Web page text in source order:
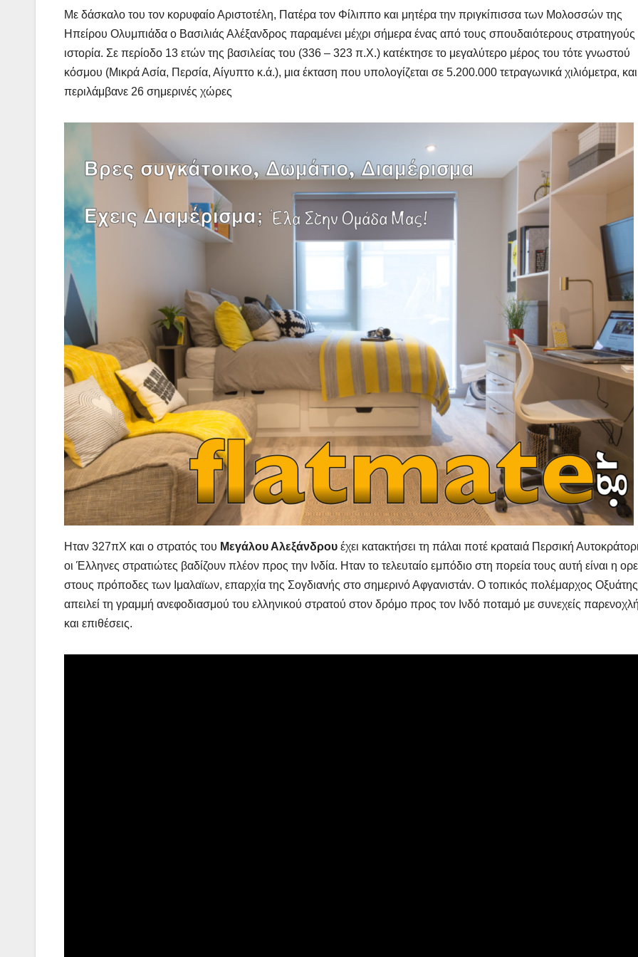
Με δάσκαλο του τον κορυφαίο Αριστοτέλη, Πατέρα τον Φίλιππο και μητέρα την πριγκίπισσα των Μολοσσών της
Ηπείρου Ολυμπιάδα ο Βασιλιάς Αλέξανδρος παραμένει μέχρι σήμερα ένας από τους σπουδαιότερους στρατηγούς
ιστορία. Σε περίοδο 13 ετών της βασιλείας του (336 – 323 π.Χ.) κατέκτησε το μεγαλύτερο μέρος του τότε γνωστού
κόσμου (Μικρά Ασία, Περσία, Αίγυπτο κ.ά.), μια έκταση που υπολογίζεται σε 5.200.000 τετραγωνικά χιλιόμετρα, και
περιλάμβανε 26 σημερινές χώρες
Ηταν 327πΧ και ο στρατός του Μεγάλου Αλεξάνδρου έχει κατακτήσει τη πάλαι ποτέ κραταιά Περσική
οι Έλληνες στρατιώτες βαδίζουν πλέον προς την Ινδία. Ηταν το τελευταίο εμπόδιο στη πορεία τους αυτή είναι η
στους πρόποδες των Ιμαλαϊων, επαρχία της Σογδιανής στο σημερινό Αφγανιστάν. Ο τοπικός πολέμαρχος Οξυάτης
απειλεί τη γραμμή ανεφοδιασμού του ελληνικού στρατού στον δρόμο προς τον Ινδό ποταμό με συνεχείς
και επιθέσεις.
;